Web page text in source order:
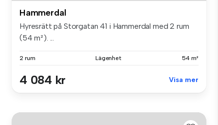
Hammerdal
Hyresrätt på Storgatan 41 i Hammerdal med 2 rum
(54 m²). ...
2 rum Lägenhet 54 m²
4 084 kr Visa mer